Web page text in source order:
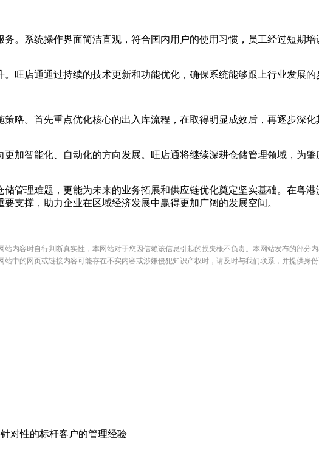
系统操作界面简洁直观，符合国内用户的使用习惯，员工经过短期培
店通通过持续的技术更新和功能优化，确保系统能够跟上行业发展的
。首先重点优化核心的出入库流程，在取得明显成效后，再逐步深化
智能化、自动化的方向发展。旺店通将继续深耕仓储管理领域，为肇
理难题，更能为未来的业务拓展和供应链优化奠定坚实基础。在粤港
支撑，助力企业在区域经济发展中赢得更加广阔的发展空间。
内容时自行判断真实性，本网站对于您因信赖该信息引起的损失概不负责。本网站发布的部分
中的网页或链接内容可能存在不实内容或涉嫌侵犯知识产权时，请及时与我们联系，并提供身
对性的标杆客户的管理经验